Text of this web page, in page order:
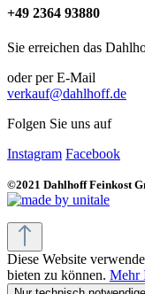
+49 2364 93880
Sie erreichen das
oder per E-Mail
verkauf@dahlhoff.de
Folgen Sie uns auf
Instagram Facebook
©2021 Dahlhoff Feinkost
Diese Website
bieten zu können. Mehr